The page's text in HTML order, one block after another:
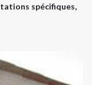
spécifiques,